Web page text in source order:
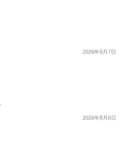
2026年8月7日
2026年8月6日